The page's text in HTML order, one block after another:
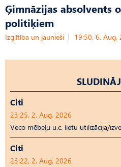
Ģimnāzijas absolvents
politiķiem
Izglītība un jaunieši 19:50, 6. Aug,
Citi
23:25, 2. Aug, 2026
Veco mēbeļu u.c. lietu utilizācija/
Citi
23:22, 2. Aug, 2026